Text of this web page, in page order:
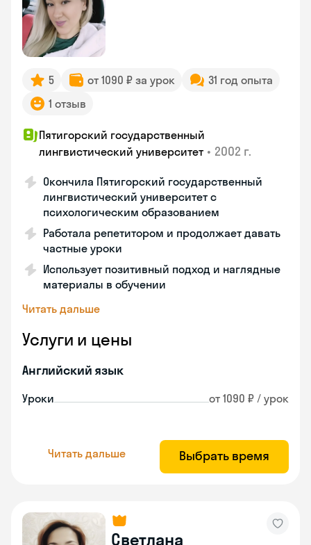
5 от 1090 ₽ за урок
31 год опыта
1 отзыв
Пятигорский государственный
лингвистический университет • 2002 г.
Окончила Пятигорский государственный
лингвистический университет с
психологическим образованием
Работала репетитором и продолжает давать
частные уроки
Использует позитивный подход и наглядные
материалы в обучении
Читать дальше
Услуги и цены
Английский язык
Уроки от 1090 ₽ / урок
Читать дальше Выбрать время
Светлана